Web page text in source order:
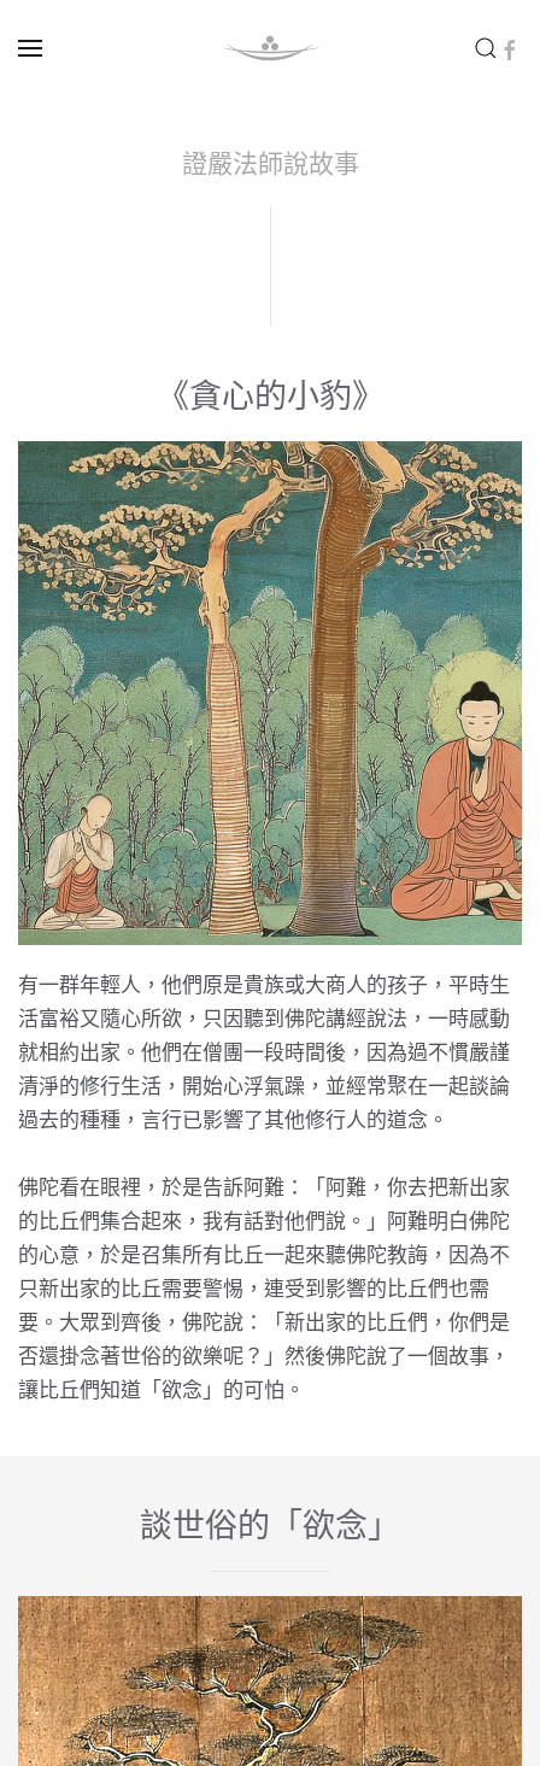
證嚴法師說故事
《貪心的小豹》
有一群年輕人，他們原是貴族或大商人的孩子，平時生
活富裕又隨心所欲，只因聽到佛陀講經說法，一時感動
就相約出家。他們在僧團一段時間後，因為過不慣嚴謹
清淨的修行生活，開始心浮氣躁，並經常聚在一起談論
過去的種種，言行已影響了其他修行人的道念。
佛陀看在眼裡，於是告訴阿難：「阿難，你去把新出家
的比丘們集合起來，我有話對他們說。」阿難明白佛陀
的心意，於是召集所有比丘一起來聽佛陀教誨，因為不
只新出家的比丘需要警惕，連受到影響的比丘們也需
要。大眾到齊後，佛陀說：「新出家的比丘們，你們是
否還掛念著世俗的欲樂呢？」然後佛陀說了一個故事，
讓比丘們知道「欲念」的可怕。
談世俗的「欲念」